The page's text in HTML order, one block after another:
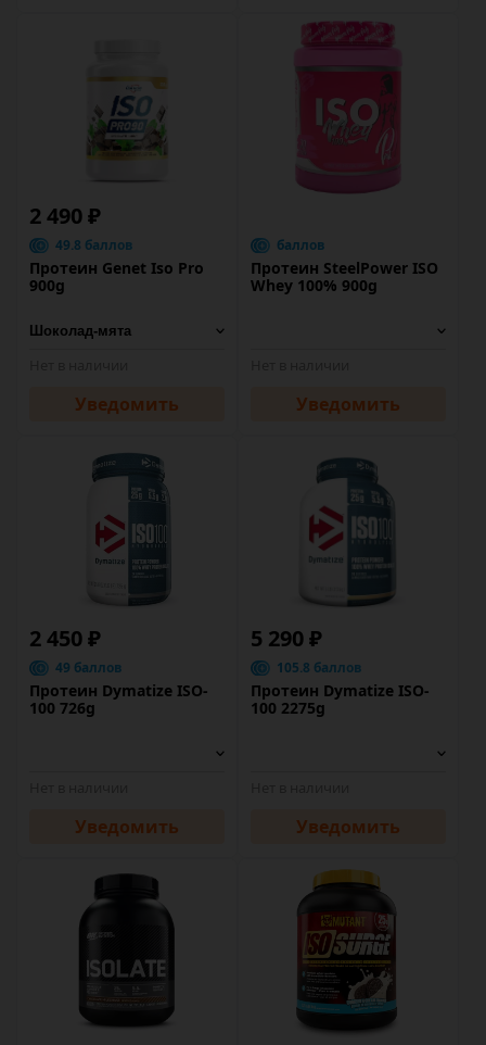
2 490 ₽
49.8 баллов
Протеин Genet Iso Pro
900g
Уведомить
баллов
Протеин SteelPower ISO
Whey 100% 900g
Уведомить
2 450 ₽
49 баллов
Протеин Dymatize ISO-
100 726g
Уведомить
5 290 ₽
105.8 баллов
Протеин Dymatize ISO-
100 2275g
Уведомить